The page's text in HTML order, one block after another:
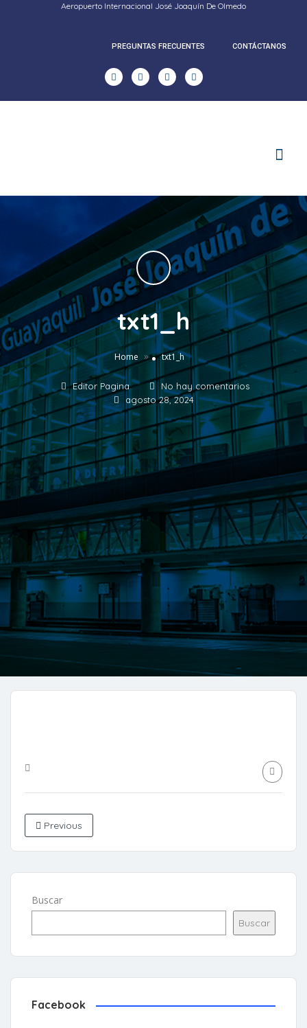
Aeropuerto Internacional José Joaquín De Olmedo
PREGUNTAS FRECUENTES CONTÁCTANOS
txt1_h
Home » txt1_h
Editor Pagina
No hay comentarios
agosto 28, 2024
Previous
Buscar
Buscar
Facebook